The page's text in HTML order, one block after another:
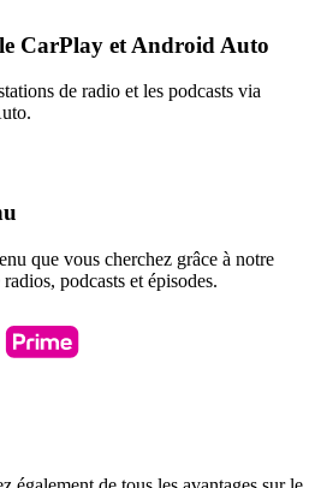
CarPlay et Android Auto
de radio et les podcasts via
que vous cherchez grâce à notre
podcasts et épisodes.